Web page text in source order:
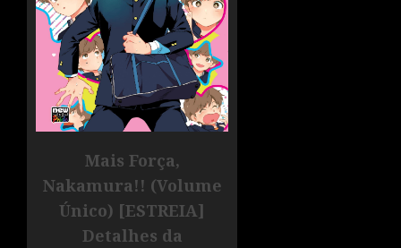
Mais Força,
Nakamura!! (Volume
Único) [ESTREIA]
Detalhes da